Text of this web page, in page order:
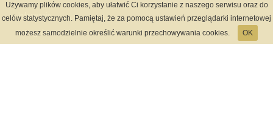
Informacje
Regulamin
Używamy plików cookies, aby ułatwić Ci korzystanie z naszego serwisu oraz do
celów statystycznych. Pamiętaj, że za pomocą ustawień przeglądarki internetowej
możesz samodzielnie określić warunki przechowywania cookies.
OK